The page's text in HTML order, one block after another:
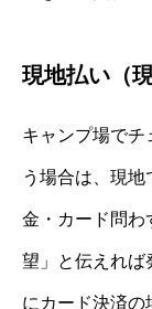
現地払い（
キャンプ場でチ
う場合は、現
金・カード問わ
望」と伝えれば
にカード決済の